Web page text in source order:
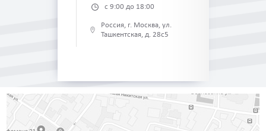
с 9:00 до 18:00
Россия, г. Москва, ул.
Ташкентская, д. 28с5